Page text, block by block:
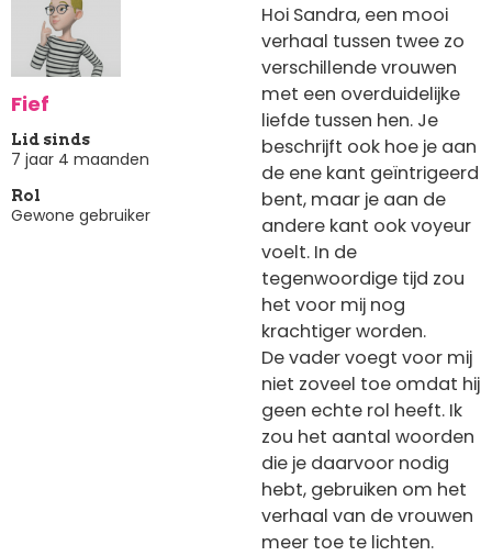
Fief
Lid sinds
7 jaar 4 maanden
Rol
Gewone gebruiker
Hoi Sandra, een mooi
verhaal tussen twee zo
verschillende vrouwen
met een overduidelijke
liefde tussen hen. Je
beschrijft ook hoe je aan
de ene kant geïntrigeerd
bent, maar je aan de
andere kant ook voyeur
voelt. In de
tegenwoordige tijd zou
het voor mij nog
krachtiger worden.
De vader voegt voor mij
niet zoveel toe omdat hij
geen echte rol heeft. Ik
zou het aantal woorden
die je daarvoor nodig
hebt, gebruiken om het
verhaal van de vrouwen
meer toe te lichten.